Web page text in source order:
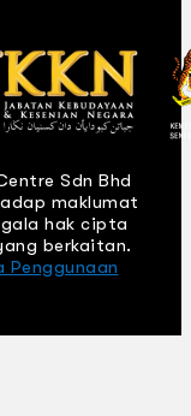
Sdn Bhd
maklumat
hak cipta
berkaitan.
Penggunaan